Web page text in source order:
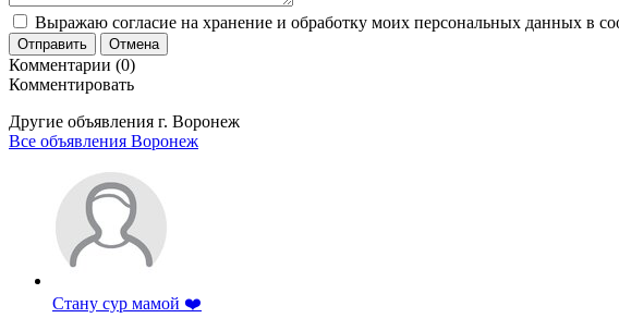
Выражаю согласие на хранение и обработку моих персональных данных в
Отправить Отмена
Комментарии (0)
Комментировать
Другие объявления г. Воронеж
Все объявления Воронеж
Стану сур мамой ❤️